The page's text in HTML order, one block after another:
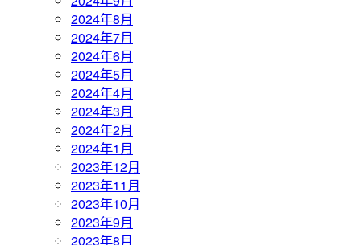
2024年8月
2024年7月
2024年6月
2024年5月
2024年4月
2024年3月
2024年2月
2024年1月
2023年12月
2023年11月
2023年10月
2023年9月
2023年8月